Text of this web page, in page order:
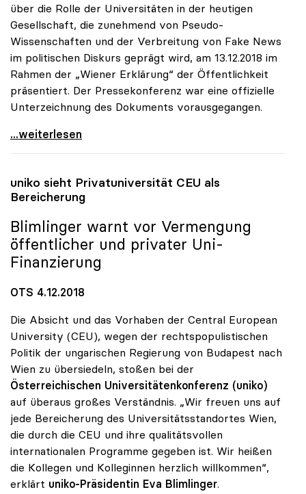
über die Rolle der Universitäten in der heutigen
Gesellschaft, die zunehmend von Pseudo-
Wissenschaften und der Verbreitung von Fake News
im politischen Diskurs geprägt wird, am 13.12.2018 im
Rahmen der „Wiener Erklärung“ der Öffentlichkeit
präsentiert. Der Pressekonferenz war eine offizielle
Unterzeichnung des Dokuments vorausgegangen.
Sorge um Bedrohung der wissenschaftlichen Freiheit
...weiterlesen
uniko sieht Privatuniversität CEU als
Bereicherung
Blimlinger warnt vor Vermengung
öffentlicher und privater Uni-
Finanzierung
OTS 4.12.2018
Die Absicht und das Vorhaben der Central European
University (CEU), wegen der rechtspopulistischen
Politik der ungarischen Regierung von Budapest nach
Wien zu übersiedeln, stoßen bei der
Österreichischen Universitätenkonferenz (uniko)
auf überaus großes Verständnis. „Wir freuen uns auf
jede Bereicherung des Universitätsstandortes Wien,
die durch die CEU und ihre qualitätsvollen
internationalen Programme gegeben ist. Wir heißen
die Kollegen und Kolleginnen herzlich willkommen“,
erklärt uniko-Präsidentin Eva Blimlinger.